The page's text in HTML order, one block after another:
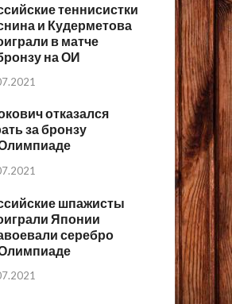
теннисистки
и Кудерметова
в матче
на ОИ
отказался
за бронзу
шпажисты
Японии
серебро